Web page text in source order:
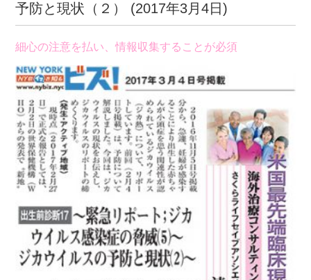
予防と現状（２） (2017年3月4日)
細心の注意を払い、情報収集することが必須